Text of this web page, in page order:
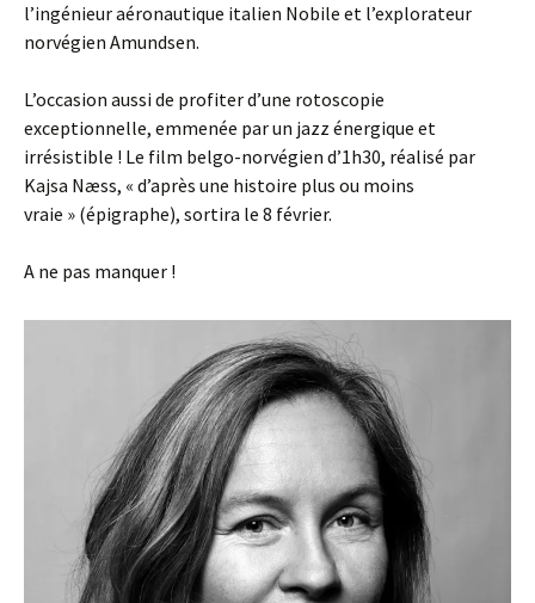
l’ingénieur aéronautique italien Nobile et l’explorateur
norvégien Amundsen.
L’occasion aussi de profiter d’une rotoscopie
exceptionnelle, emmenée par un jazz énergique et
irrésistible ! Le film belgo-norvégien d’1h30, réalisé par
Kajsa Næss, « d’après une histoire plus ou moins
vraie » (épigraphe), sortira le 8 février.
A ne pas manquer !